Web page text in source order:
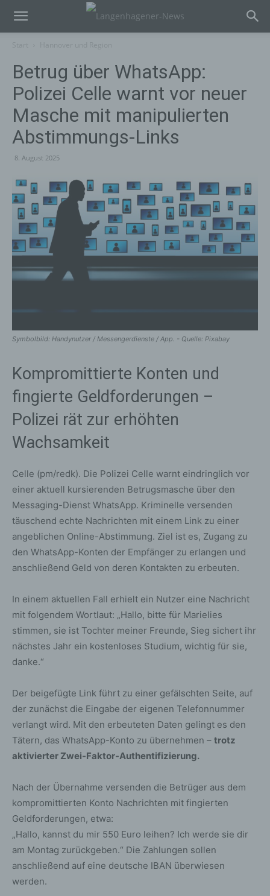
Betrug über WhatsApp:
Polizei Celle warnt vor neuer
Masche mit manipulierten
Abstimmungs-Links
8. August 2025
Symbolbild: Handynutzer / Messengerdienste / App. - Quelle: Pixabay
Kompromittierte Konten und
fingierte Geldforderungen –
Polizei rät zur erhöhten
Wachsamkeit
Celle (pm/redk). Die Polizei Celle warnt eindringlich vor
einer aktuell kursierenden Betrugsmasche über den
Messaging-Dienst WhatsApp. Kriminelle versenden
täuschend echte Nachrichten mit einem Link zu einer
angeblichen Online-Abstimmung. Ziel ist es, Zugang zu
den WhatsApp-Konten der Empfänger zu erlangen und
anschließend Geld von deren Kontakten zu erbeuten.
In einem aktuellen Fall erhielt ein Nutzer eine Nachricht
mit folgendem Wortlaut: „Hallo, bitte für Marielies
stimmen, sie ist Tochter meiner Freunde, Sieg sichert ihr
nächstes Jahr ein kostenloses Studium, wichtig für sie,
danke.“
Der beigefügte Link führt zu einer gefälschten Seite, auf
der zunächst die Eingabe der eigenen Telefonnummer
verlangt wird. Mit den erbeuteten Daten gelingt es den
Tätern, das WhatsApp-Konto zu übernehmen – trotz
aktivierter Zwei-Faktor-Authentifizierung.
Nach der Übernahme versenden die Betrüger aus dem
kompromittierten Konto Nachrichten mit fingierten
Geldforderungen, etwa:
„Hallo, kannst du mir 550 Euro leihen? Ich werde sie dir
am Montag zurückgeben.“ Die Zahlungen sollen
anschließend auf eine deutsche IBAN überwiesen
werden.